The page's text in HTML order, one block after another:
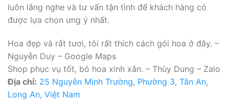
luôn lắng nghe và tư vấn tận tình để khách hàng có
được lựa chọn ưng ý nhất.
Hoa đẹp và rất tươi, tôi rất thích cách gói hoa ở đây. –
Nguyễn Duy – Google Maps
Shop phục vụ tốt, bó hoa xinh xắn. – Thùy Dung – Zalo
Địa chỉ: 25 Nguyễn Minh Trường, Phường 3, Tân An,
Long An, Việt Nam